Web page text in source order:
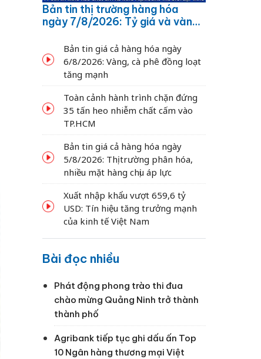
Bản tin thị trường hàng hóa
ngày 7/8/2026: Tỷ giá và vàng
dầu thế giới bật tăng
Bản tin giá cả hàng hóa ngày
6/8/2026: Vàng, cà phê đồng loạt
tăng mạnh
Toàn cảnh hành trình chặn đứng
35 tấn heo nhiễm chất cấm vào
TP.HCM
Bản tin giá cả hàng hóa ngày
5/8/2026: Thị trường phân hóa,
nhiều mặt hàng chịu áp lực
Xuất nhập khẩu vượt 659,6 tỷ
USD: Tín hiệu tăng trưởng mạnh
của kinh tế Việt Nam
Bài đọc nhiều
Phát động phong trào thi đua
chào mừng Quảng Ninh trở thành
thành phố
Agribank tiếp tục ghi dấu ấn Top
10 Ngân hàng thương mại Việt